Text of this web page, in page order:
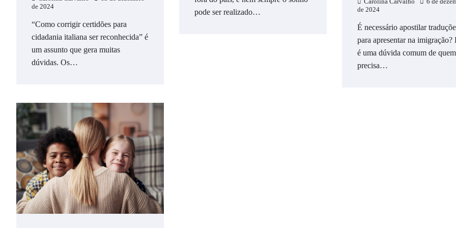
de 2024
“Como corrigir certidões para
cidadania italiana ser reconhecida” é
um assunto que gera muitas
dúvidas. Os…
pode ser realizado…
Carolina Carvalho
6 de
de 2024
É necessário apostilar
para apresentar na imigração?
é uma dúvida comum de quem
precisa…